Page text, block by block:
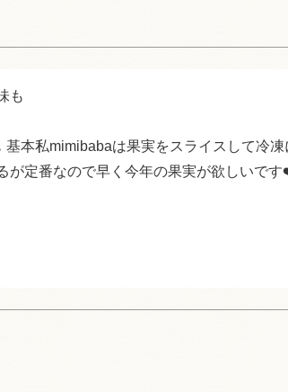
も
本私mimibabaは果実をスライスして冷凍
が定番なので早く今年の果実が欲しいで